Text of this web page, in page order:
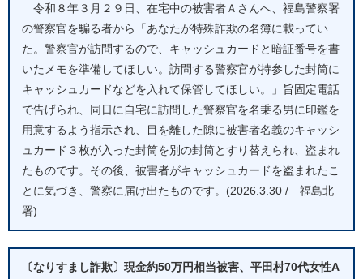
令和８年３月２９日、在宅中の被害者Ａさんへ、福島警察署
の警察官を騙る者から「あなたが特殊詐欺の名簿に載ってい
た。警察官が訪問するので、キャッシュカードと暗証番号を書
いたメモを準備してほしい。訪問する警察官が持参した封筒に
キャッシュカードなどを入れて保管してほしい。」旨固定電話
で告げられ、同日に自宅に訪問した警察官を名乗る男に印鑑を
用意するよう指示され、目を離した隙に被害者名義のキャッシ
ュカード３枚が入った封筒を別の封筒とすり替えられ、盗まれ
たものです。その後、被害者がキャッシュカードを盗まれたこ
とに気づき、警察に届け出たものです。(2026.3.30 / 福島北
署)
〔なりすまし詐欺〕現金約50万円相当被害、平田村70代女性A